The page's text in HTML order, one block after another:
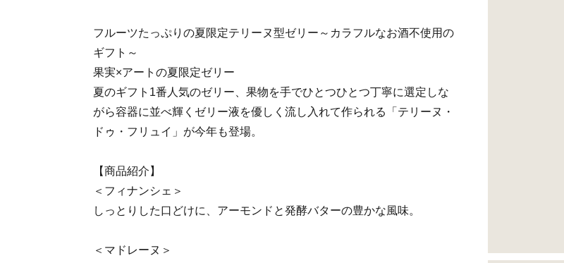
フルーツたっぷりの夏限定テリーヌ型ゼリー～カラフルなお酒不使用の
ギフト～
果実×アートの夏限定ゼリー
夏のギフト1番人気のゼリー、果物を手でひとつひとつ丁寧に選定しな
がら容器に並べ輝くゼリー液を優しく流し入れて作られる「テリーヌ・
ドゥ・フリュイ」が今年も登場。
【商品紹介】
＜フィナンシェ＞
しっとりした口どけに、アーモンドと発酵バターの豊かな風味。
＜マドレーヌ＞